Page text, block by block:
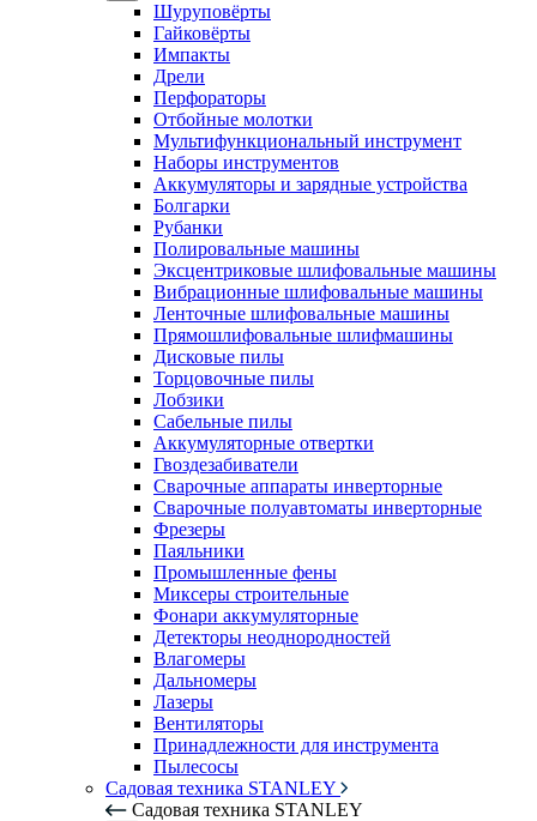
Шуруповёрты
Гайковёрты
Импакты
Дрели
Перфораторы
Отбойные молотки
Мультифункциональный инструмент
Наборы инструментов
Аккумуляторы и зарядные устройства
Болгарки
Рубанки
Полировальные машины
Эксцентриковые шлифовальные машины
Вибрационные шлифовальные машины
Ленточные шлифовальные машины
Прямошлифовальные шлифмашины
Дисковые пилы
Торцовочные пилы
Лобзики
Сабельные пилы
Аккумуляторные отвертки
Гвоздезабиватели
Сварочные аппараты инверторные
Сварочные полуавтоматы инверторные
Фрезеры
Паяльники
Промышленные фены
Миксеры строительные
Фонари аккумуляторные
Детекторы неоднородностей
Влагомеры
Дальномеры
Лазеры
Вентиляторы
Принадлежности для инструмента
Пылесосы
Садовая техника STANLEY
Садовая техника STANLEY